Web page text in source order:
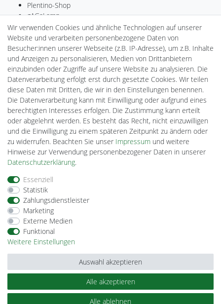
Plentino-Shop
gAGaLamp
Drohnenstore24
MeinUSB
Batteriespeicher
PlentiSolar
Gebrauchtlicht
Ledkauf
DEYESOLAR
Lightech Connect
CardanLight Europe
FORTIMO LEDs
Cardanlight-Shop
Wallbox24
Impressum
Barrierefreiheitserklärung
© Copyright 2026 | Alle Rechte vorbehalten.
Wir verwenden Cookies und ähnliche Technologien auf unserer
Website und verarbeiten personenbezogene Daten von
Besucher:innen unserer Webseite (z.B. IP-Adresse), um z.B. Inhalte
und Anzeigen zu personalisieren, Medien von Drittanbietern
einzubinden oder Zugriffe auf unsere Website zu analysieren. Die
Datenverarbeitung erfolgt erst durch gesetzte Cookies. Wir teilen
diese Daten mit Dritten, die wir in den Einstellungen benennen.
Die Datenverarbeitung kann mit Einwilligung oder aufgrund eines
berechtigten Interesses erfolgen. Die Zustimmung kann erteilt
oder abgelehnt werden. Es besteht das Recht, nicht einzuwilligen
und die Einwilligung zu einem späteren Zeitpunkt zu ändern oder
zu widerrufen. Beachten Sie unser Impressum und weitere
Hinweise zur Verwendung personenbezogener Daten in unserer
Daten­schutz­erklärung.
Essenziell
Statistik
Zahlungsdienstleister
Marketing
Externe Medien
Funktional
Weitere Einstellungen
Alle akzeptieren
Alle ablehnen
Auswahl akzeptieren